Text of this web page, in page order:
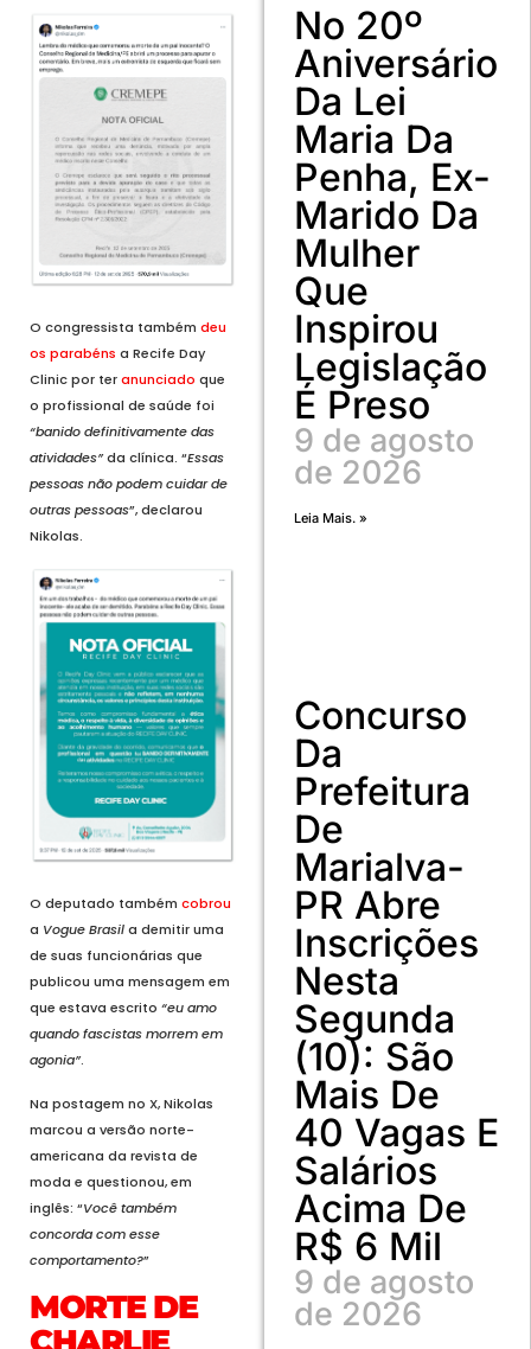
O congressista também deu
os parabéns a Recife Day
Clinic por teranunciado que
o profissional de saúde foi
“banido definitivamente das
atividades”da clínica. “Essas
pessoas não podem cuidar de
outras pessoas”, declarou
Nikolas.
O deputado também cobrou
a Vogue Brasila demitir uma
de suas funcionárias que
publicou uma mensagem em
que estava escrito “eu amo
quando fascistas morrem em
agonia”.
Na postagem no X, Nikolas
marcou a versão norte-
americana da revista de
moda e questionou, em
inglês: “Você também
concorda com esse
comportamento?”
MORTE DE
No 20º
Aniversário
Da Lei
Maria Da
Penha, Ex-
Marido Da
Mulher
Que
Inspirou
Legislação
É Preso
9 de agosto
de 2026
Leia Mais. »
Concurso
Da
Prefeitura
De
Marialva-
PR Abre
Inscrições
Nesta
Segunda
(10): São
Mais De
40 Vagas E
Salários
Acima De
R$ 6 Mil
9 de agosto
de 2026